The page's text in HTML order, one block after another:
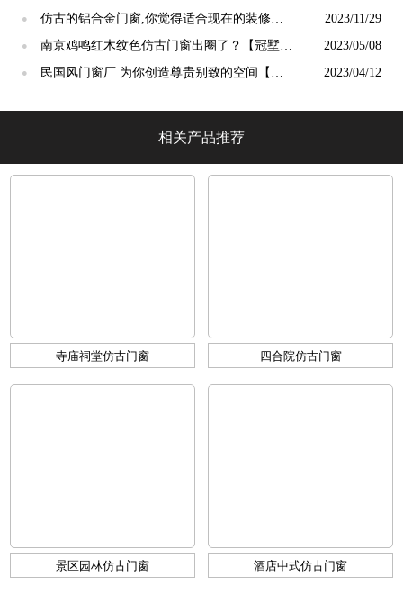
●
仿古的铝合金门窗,你觉得适合现在的装修吗?
【冠墅阳光】
2023/11/29
●
南京鸡鸣红木纹色仿古门窗出圈了？【冠墅阳
光】
2023/05/08
●
民国风门窗厂 为你创造尊贵别致的空间【冠
2023/04/12
相关产品推荐
寺庙祠堂仿古门窗 四合院仿古门窗
景区园林仿古门窗 酒店中式仿古门窗